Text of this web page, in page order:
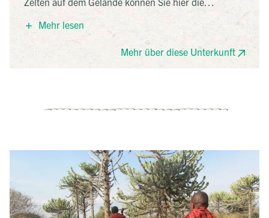
Einsamkeit und besondere Atmosphäre des
afrikanischen Buschs erleben. Die Zelte sind rustikal,
aber komfortabel eingerichtet und verfügen über eine
Toilette und einen Waschtisch. Nachhaltigkeit wird im
Mehr lesen
Mehr über diese Unterkunft